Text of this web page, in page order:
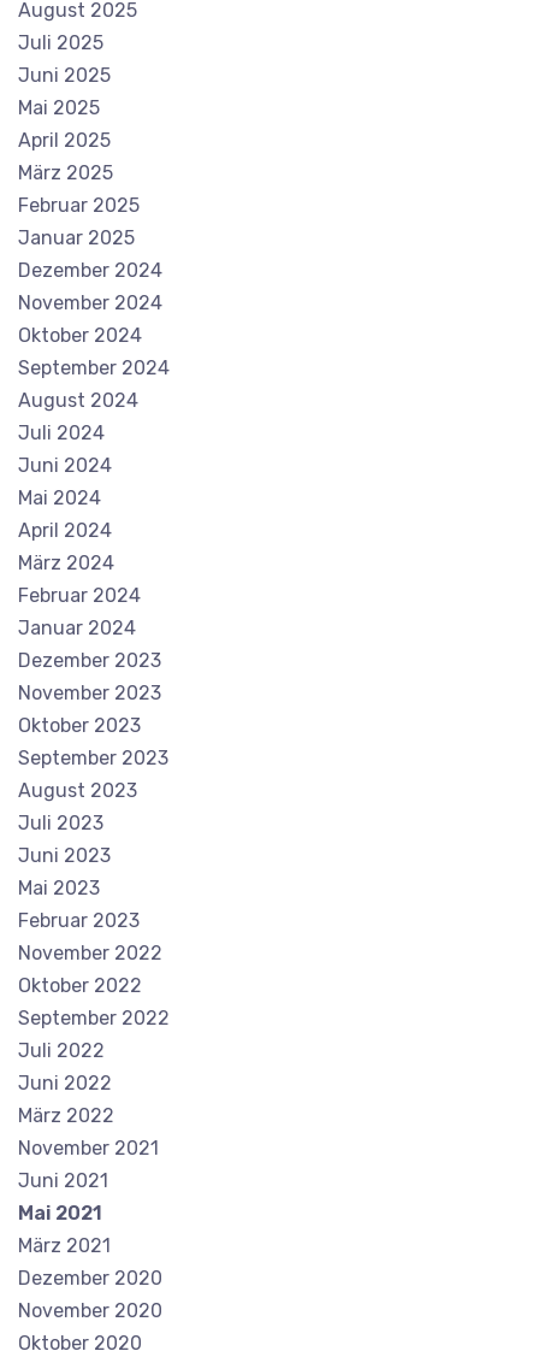
August 2025
Juli 2025
Juni 2025
Mai 2025
April 2025
März 2025
Februar 2025
Januar 2025
Dezember 2024
November 2024
Oktober 2024
September 2024
August 2024
Juli 2024
Juni 2024
Mai 2024
April 2024
März 2024
Februar 2024
Januar 2024
Dezember 2023
November 2023
Oktober 2023
September 2023
August 2023
Juli 2023
Juni 2023
Mai 2023
Februar 2023
November 2022
Oktober 2022
September 2022
Juli 2022
Juni 2022
März 2022
November 2021
Juni 2021
Mai 2021
März 2021
Dezember 2020
November 2020
Oktober 2020